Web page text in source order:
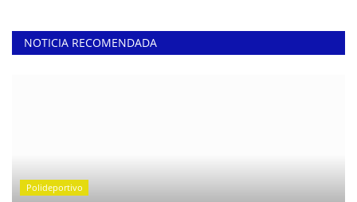
NOTICIA RECOMENDADA
Polideportivo